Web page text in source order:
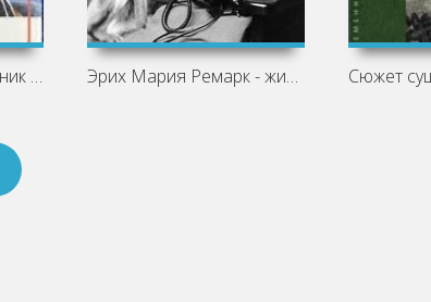
Крепкие парни (Сборник рассказов) - Эрих Мария Ремарк - жизнь и творчество